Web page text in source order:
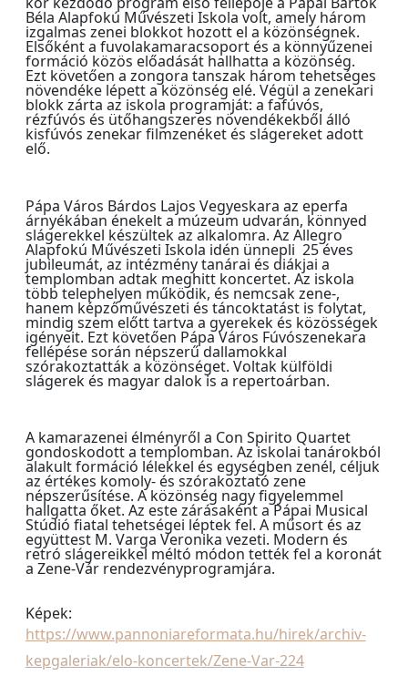
Béla Alapfokú Művészeti Iskola volt, amely három
izgalmas zenei blokkot hozott el a közönségnek.
Elsőként a fuvolakamaracsoport és a könnyűzenei
formáció közös előadását hallhatta a közönség.
Ezt követően a zongora tanszak három tehetséges
növendéke lépett a közönség elé. Végül a zenekari
blokk zárta az iskola programját: a fafúvós,
rézfúvós és ütőhangszeres növendékekből álló
kisfúvós zenekar filmzenéket és slágereket adott
elő.
Pápa Város Bárdos Lajos Vegyeskara az eperfa
árnyékában énekelt a múzeum udvarán, könnyed
slágerekkel készültek az alkalomra. Az Allegro
Alapfokú Művészeti Iskola idén ünnepli 25 éves
jubileumát, az intézmény tanárai és diákjai a
templomban adtak meghitt koncertet. Az iskola
több telephelyen működik, és nemcsak zene-,
hanem képzőművészeti és táncoktatást is folytat,
mindig szem előtt tartva a gyerekek és közösségek
igényeit. Ezt követően Pápa Város Fúvószenekara
fellépése során népszerű dallamokkal
szórakoztatták a közönséget. Voltak külföldi
slágerek és magyar dalok is a repertoárban.
A kamarazenei élményről a Con Spirito Quartet
gondoskodott a templomban. Az iskolai tanárokból
alakult formáció lélekkel és egységben zenél, céljuk
az értékes komoly- és szórakoztató zene
népszerűsítése. A közönség nagy figyelemmel
hallgatta őket. Az este zárásaként a Pápai Musical
Stúdió fiatal tehetségei léptek fel. A műsort és az
együttest M. Varga Veronika vezeti. Modern és
retró slágereikkel méltó módon tették fel a koronát
a Zene-Vár rendezvényprogramjára.
Képek:
https://www.pannoniareformata.hu/hirek/archiv-
kepgaleriak/elo-koncertek/Zene-Var-224